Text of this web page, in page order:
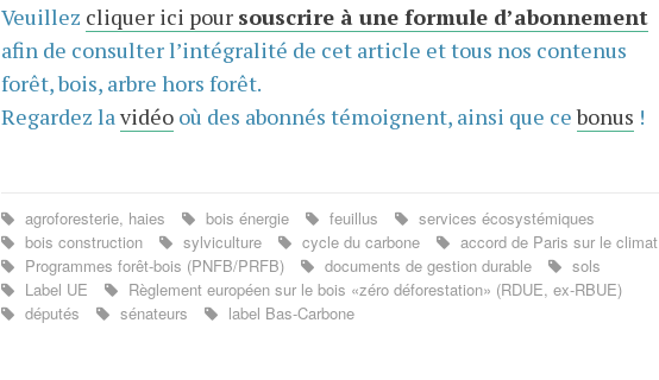
Veuillez cliquer ici pour souscrire à une formule d’abonnement
afin de consulter l’intégralité de cet article et tous nos contenus
forêt, bois, arbre hors forêt.
Regardez la vidéooù des abonnés témoignent, ainsi que cebonus !
agroforesterie, haies bois énergie feuillus
services écosystémiques
bois construction
sylviculture cycle du carbone
accord de Paris sur le climat
Programmes forêt-bois (PNFB/PRFB)
documents de gestion durable
sols
Label UE
Règlement européen sur le bois «zéro déforestation» (RDUE, ex-RBUE)
députés
sénateurs label Bas-Carbone